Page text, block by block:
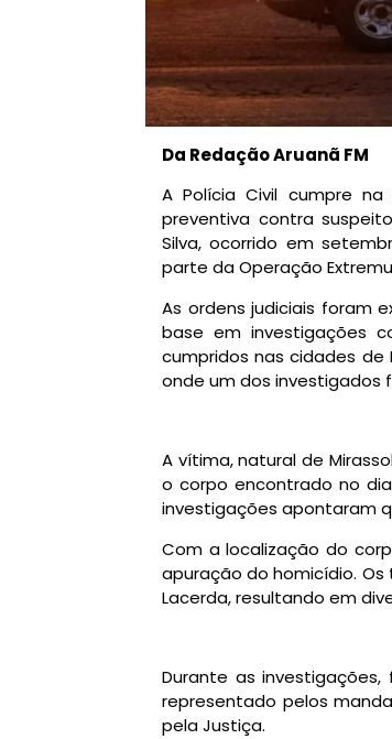
Da Redação Aruanã FM
A Polícia Civil cumpre
preventiva contra
Silva, ocorrido em
parte da Operação
As ordens judiciais foram
base em investigações
cumpridos nas cidades de
onde um dos investigados
A vítima, natural de
o corpo encontrado no
investigações apontaram
Com a localização do
apuração do homicídio.
Lacerda, resultando em
Durante as
representado pelos
pela Justiça.